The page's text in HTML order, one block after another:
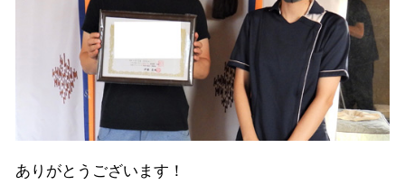
ありがとうございます！